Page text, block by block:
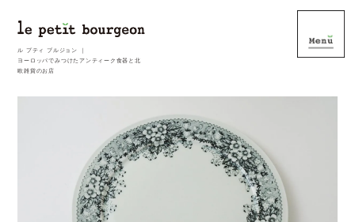
ル プティ ブルジョン ｜
ヨーロッパでみつけたアンティーク食器と北
欧雑貨のお店